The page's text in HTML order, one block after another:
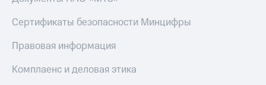
Сертификаты безопасности Минцифры
Правовая информация
Комплаенс и деловая этика